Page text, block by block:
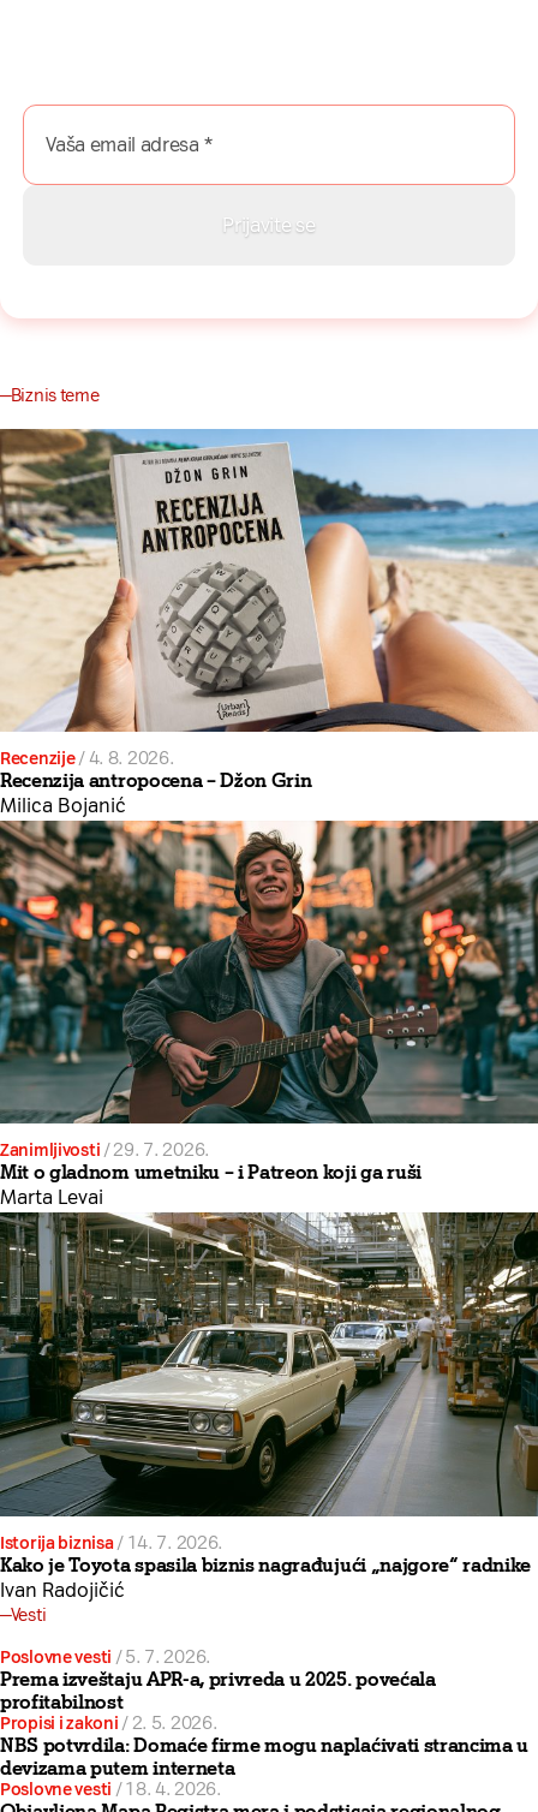
Biznis teme
Recenzije/4. 8. 2026.
Recenzija antropocena – Džon Grin
Milica Bojanić
Zanimljivosti /29. 7. 2026.
Mit o gladnom umetniku – i Patreon koji ga ruši
Marta Levai
Istorija biznisa / 14. 7. 2026.
Kako je Toyota spasila biznis nagrađujući „najgore“ radnike
Ivan Radojičić
Vesti
Poslovne vesti /5. 7. 2026.
Prema izveštaju APR-a, privreda u 2025. povećala
profitabilnost
Propisi i zakoni /2. 5. 2026.
NBS potvrdila: Domaće firme mogu naplaćivati strancima u
devizama putem interneta
Poslovne vesti /18. 4. 2026.